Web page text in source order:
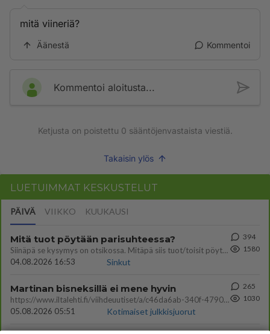
mitä viineriä?
Äänestä Kommentoi
Kommentoi aloitusta...
Ketjusta on poistettu 0 sääntöjenvastaista viestiä.
Takaisin ylös
LUETUIMMAT KESKUSTELUT
PÄIVÄ VIIKKO KUUKAUSI
Mitä tuot pöytään parisuhteessa?
Siinäpä se kysymys on otsikossa. Mitäpä siis tuot/toisit pöytään parisuhteessa? Oletko mies vai nainen? Koetko sen mitä
04.08.2026 16:53
Sinkut
394
1580
Martinan bisneksillä ei mene hyvin
https://www.iltalehti.fi/viihdeuutiset/a/c46da6ab-340f-4790-aaa7-0865eed2336 Yrityksen konkurssihakemus on tullut kärä
05.08.2026 05:51
Kotimaiset julkkisjuorut
265
1030